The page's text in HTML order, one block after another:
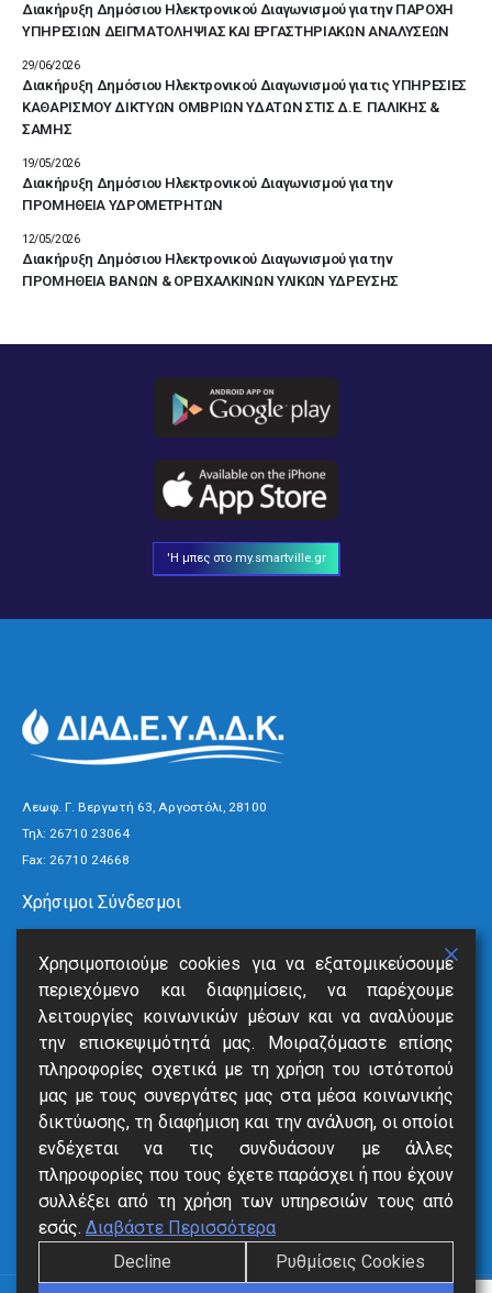
Διακήρυξη Δημόσιου Ηλεκτρονικού Διαγωνισμού για την ΠΑΡΟΧΗ
ΥΠΗΡΕΣΙΩΝ ΔΕΙΓΜΑΤΟΛΗΨΙΑΣ ΚΑΙ ΕΡΓΑΣΤΗΡΙΑΚΩΝ ΑΝΑΛΥΣΕΩΝ
Διακήρυξη Δημόσιου Ηλεκτρονικού Διαγωνισμού για τις ΥΠΗΡΕΣΙΕΣ
ΚΑΘΑΡΙΣΜΟΥ ΔΙΚΤΥΩΝ ΟΜΒΡΙΩΝ ΥΔΑΤΩΝ ΣΤΙΣ Δ.Ε. ΠΑΛΙΚΗΣ &
ΣΑΜΗΣ
29/06/2026
Διακήρυξη Δημόσιου Ηλεκτρονικού Διαγωνισμού για την
ΠΡΟΜΗΘΕΙΑ ΥΔΡΟΜΕΤΡΗΤΩΝ
19/05/2026
Διακήρυξη Δημόσιου Ηλεκτρονικού Διαγωνισμού για την
ΠΡΟΜΗΘΕΙΑ ΒΑΝΩΝ & ΟΡΕΙΧΑΛΚΙΝΩΝ ΥΛΙΚΩΝ ΥΔΡΕΥΣΗΣ
12/05/2026
'Η μπες στο my.smartville.gr
Λεωφ. Γ. Βεργωτή 63, Αργοστόλι, 28100
Τηλ: 26710 23064
Fax: 26710 24668
Χρήσιμοι Σύνδεσμοι
Ανακοινώσεις
Νέα
Επικοινωνία
Υπηρεσίες
SmartVille
Online Eξόφληση
Δήλωση Βλάβης
Αιτήσεις
Χρησιμοποιούμε cookies για να εξατομικεύσουμε
περιεχόμενο και διαφημίσεις, να παρέχουμε
λειτουργίες κοινωνικών μέσων και να αναλύουμε
την επισκεψιμότητά μας. Μοιραζόμαστε επίσης
πληροφορίες σχετικά με τη χρήση του ιστότοπού
μας με τους συνεργάτες μας στα μέσα κοινωνικής
δικτύωσης, τη διαφήμιση και την ανάλυση, οι οποίοι
ενδέχεται να τις συνδυάσουν με άλλες
πληροφορίες που τους έχετε παράσχει ή που έχουν
συλλέξει από τη χρήση των υπηρεσιών τους από
εσάς. Διαβάστε Περισσότερα
Decline
Ρυθμίσεις Cookies